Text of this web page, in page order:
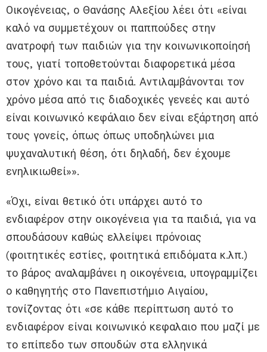
Οικογένειας, ο Θανάσης Αλεξίου λέει ότι «είναι
καλό να συμμετέχουν οι παππούδες στην
ανατροφή των παιδιών για την κοινωνικοποίησή
τους, γιατί τοποθετούνται διαφορετικά μέσα
στον χρόνο και τα παιδιά. Αντιλαμβάνονται τον
χρόνο μέσα από τις διαδοχικές γενεές και αυτό
είναι κοινωνικό κεφάλαιο δεν είναι εξάρτηση από
τους γονείς, όπως όπως υποδηλώνει μια
ψυχαναλυτική θέση, ότι δηλαδή, δεν έχουμε
ενηλικιωθεί»».
«Όχι, είναι θετικό ότι υπάρχει αυτό το
ενδιαφέρον στην οικογένεια για τα παιδιά, για να
σπουδάσουν καθώς ελλείψει πρόνοιας
(φοιτητικές εστίες, φοιτητικά επιδόματα κ.λπ.)
το βάρος αναλαμβάνει η οικογένεια, υπογραμμίζει
ο καθηγητής στο Πανεπιστήμιο Αιγαίου,
τονίζοντας ότι «σε κάθε περίπτωση αυτό το
ενδιαφέρον είναι κοινωνικό κεφαλαιο που μαζί με
το επίπεδο των σπουδών στα ελληνικά